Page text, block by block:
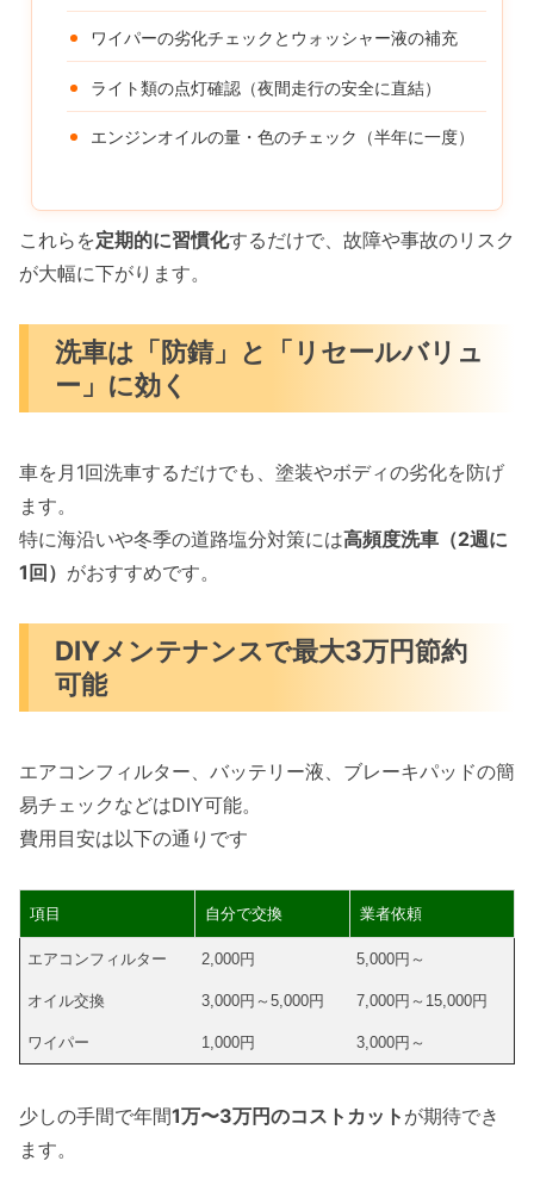
ワイパーの劣化チェックとウォッシャー液の補充
ライト類の点灯確認（夜間走行の安全に直結）
エンジンオイルの量・色のチェック（半年に一度）
これらを定期的に習慣化するだけで、故障や事故のリスク
が大幅に下がります。
洗車は「防錆」と「リセールバリュ
ー」に効く
車を月1回洗車するだけでも、塗装やボディの劣化を防げ
ます。
特に海沿いや冬季の道路塩分対策には高頻度洗車（2週に
1回） がおすすめです。
DIYメンテナンスで最大3万円節約
可能
エアコンフィルター、バッテリー液、ブレーキパッドの簡
易チェックなどはDIY可能。
費用目安は以下の通りです
項目 自分で交換 業者依頼
エアコンフィルター 2,000円 5,000円～
オイル交換 3,000円～5,000円 7,000円～15,000円
ワイパー 1,000円 3,000円～
少しの手間で年間1万〜3万円のコストカット が期待でき
ます。